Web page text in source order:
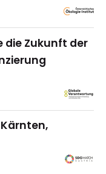
die Zukunft der